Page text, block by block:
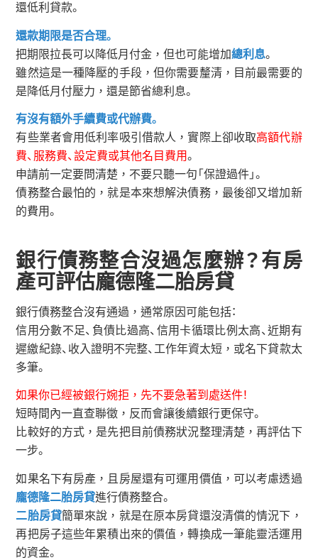
還低利貸款。
還款期限是否合理。
把期限拉長可以降低月付金，但也可能增加總利息。
雖然這是一種降壓的手段，但你需要釐清，目前最需要的
是降低月付壓力，還是節省總利息。
有沒有額外手續費或代辦費。
有些業者會用低利率吸引借款人，實際上卻收取高額代辦
費、服務費、設定費或其他名目費用。
申請前一定要問清楚，不要只聽一句「保證過件」。
債務整合最怕的，就是本來想解決債務，最後卻又增加新
的費用。
銀行債務整合沒過怎麼辦？有房
產可評估龐德隆二胎房貸
銀行債務整合沒有通過，通常原因可能包括：
信用分數不足、負債比過高、信用卡循環比例太高、近期有
遲繳紀錄、收入證明不完整、工作年資太短，或名下貸款太
多筆。
如果你已經被銀行婉拒，先不要急著到處送件！
短時間內一直查聯徵，反而會讓後續銀行更保守。
比較好的方式，是先把目前債務狀況整理清楚，再評估下
一步。
如果名下有房產，且房屋還有可運用價值，可以考慮透過
龐德隆二胎房貸進行債務整合。
二胎房貸簡單來說，就是在原本房貸還沒清償的情況下，
再把房子這些年累積出來的價值，轉換成一筆能靈活運用
的資金。